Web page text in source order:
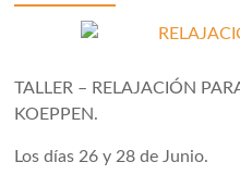
TALLER – RELAJACIÓN
KOEPPEN.
Los días 26 y 28 de Junio.